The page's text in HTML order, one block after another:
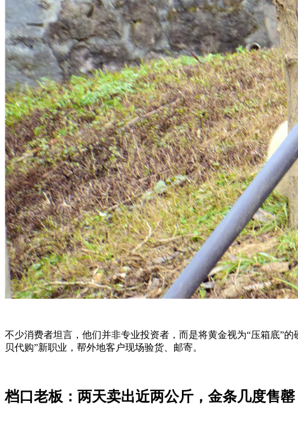
不少消费者坦言，他们并非专业投资者，而是将黄金视为“压箱底”
贝代购”新职业，帮外地客户现场验货、邮寄。
档口老板：两天卖出近两公斤，金条几度售罄